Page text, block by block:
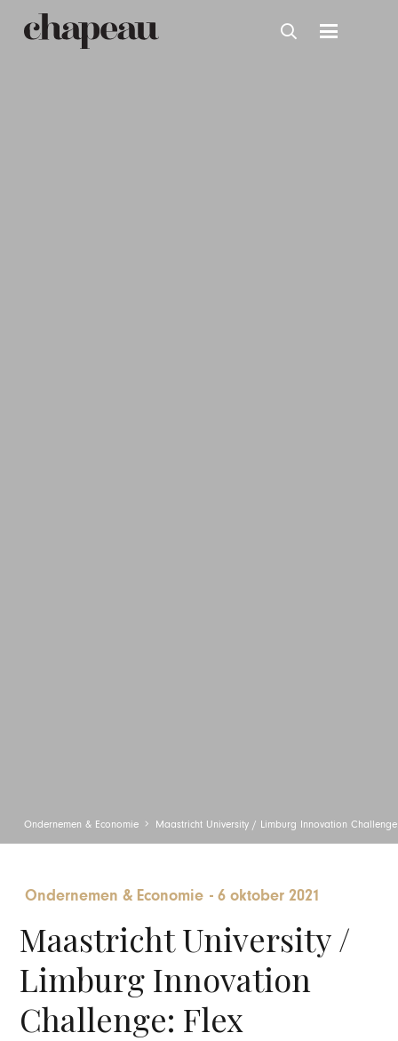
Ondernemen & Economie Maastricht University / Limburg Innovation
Ondernemen & Economie -6 oktober 2021
Maastricht University /
Limburg Innovation
Challenge: Flex